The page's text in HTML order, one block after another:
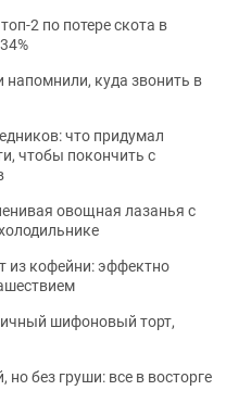
2 по потере скота в
куда звонить в
что придумал
чтобы покончить с
овощная лазанья с
из кофейни: эффектно
шифоновый торт,
но без груши: все в восторге